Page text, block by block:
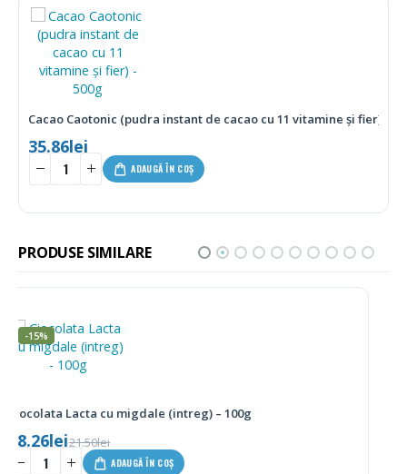
Cacao Caotonic (pudra instant de cacao cu 11 vitamine și fier) –
35.86lei
ADAUGĂ ÎN COȘ
PRODUSE SIMILARE
Graviera cu Bukovo 200g
29.50lei
ADAUGĂ ÎN COȘ